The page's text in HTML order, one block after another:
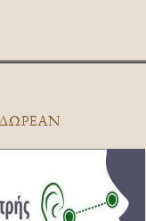
ΔΩΡΕΆΝ